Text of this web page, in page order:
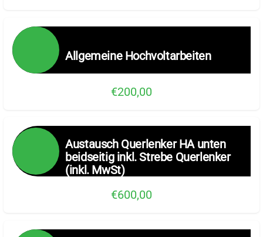
Allgemeine Hochvoltarbeiten
€200,00
Austausch Querlenker HA unten
beidseitig inkl. Strebe Querlenker
(inkl. MwSt)
€600,00